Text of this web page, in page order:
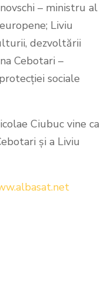
– ministru al
Liviu
dezvoltării
Cebotari –
sociale
Ciubuc vine ca
și a Liviu